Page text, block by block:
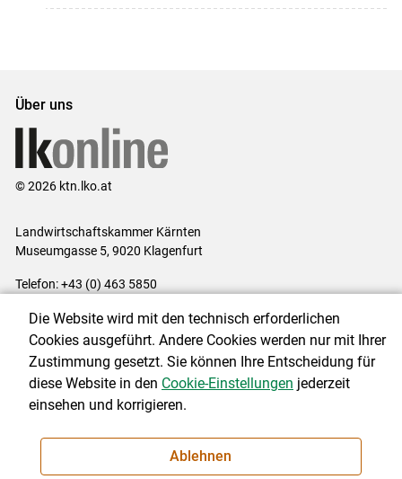
Über uns
© 2026 ktn.lko.at
Landwirtschaftskammer Kärnten
Museumgasse 5, 9020 Klagenfurt
Telefon: +43 (0) 463 5850
Impressum|Kontakt|Datenschutzerklärung|Barrierefreiheit|
Cookie-Einstellungen
NEWSLETTER
Die Website wird mit den technisch erforderlichen
Cookies ausgeführt. Andere Cookies werden nur mit Ihrer
Zustimmung gesetzt. Sie können Ihre Entscheidung für
diese Website in den Cookie-Einstellungen jederzeit
einsehen und korrigieren.
Ablehnen